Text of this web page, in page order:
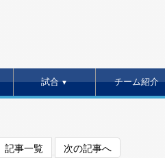
試合▼ チーム紹介
記事一覧 次の記事へ